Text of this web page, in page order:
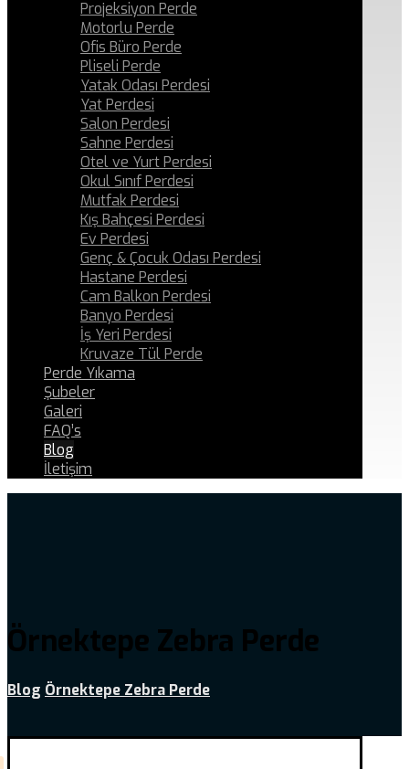
Projeksiyon Perde
Motorlu Perde
Ofis Büro Perde
Pliseli Perde
Yatak Odası Perdesi
Yat Perdesi
Salon Perdesi
Sahne Perdesi
Otel ve Yurt Perdesi
Okul Sınıf Perdesi
Mutfak Perdesi
Kış Bahçesi Perdesi
Ev Perdesi
Genç & Çocuk Odası Perdesi
Hastane Perdesi
Cam Balkon Perdesi
Banyo Perdesi
İş Yeri Perdesi
Kruvaze Tül Perde
Perde Yıkama
Şubeler
Galeri
FAQ’s
Blog
İletişim
Örnektepe Zebra Perde
Blog Örnektepe Zebra Perde